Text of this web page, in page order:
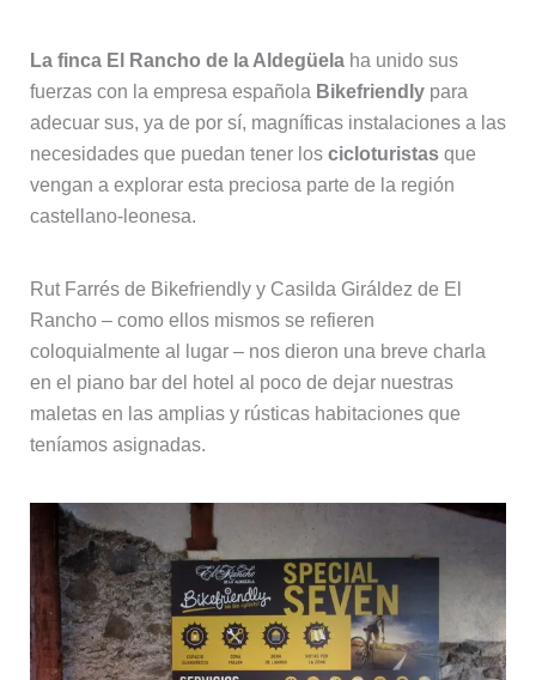
La finca El Rancho de la Aldegüelaha unido sus
fuerzas con la empresa española Bikefriendlypara
adecuar sus, ya de por sí, magníficas instalaciones a las
necesidades que puedan tener los cicloturistasque
vengan a explorar esta preciosa parte de la región
castellano-leonesa.
Rut Farrés de Bikefriendly y Casilda Giráldez de El
Rancho – como ellos mismos se refieren
coloquialmente al lugar – nos dieron una breve charla
en el piano bar del hotel al poco de dejar nuestras
maletas en las amplias y rústicas habitaciones que
teníamos asignadas.